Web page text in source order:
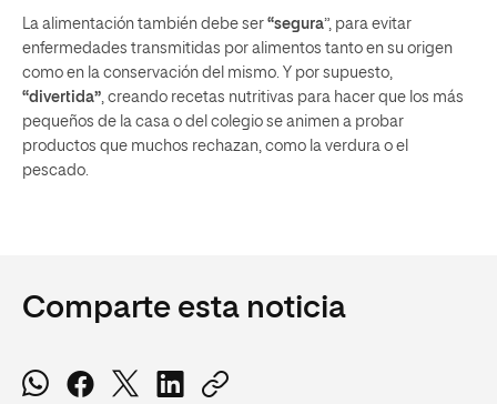
La alimentación también debe ser “segura”, para evitar
enfermedades transmitidas por alimentos tanto en su origen
como en la conservación del mismo. Y por supuesto,
“divertida”, creando recetas nutritivas para hacer que los más
pequeños de la casa o del colegio se animen a probar
productos que muchos rechazan, como la verdura o el
pescado.
Comparte esta noticia